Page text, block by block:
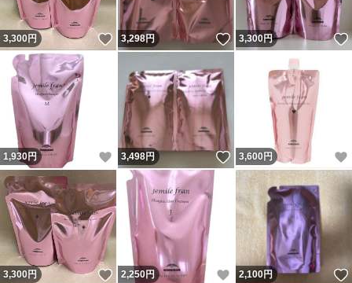
3,300円 いいね！
3,298円 いいね！
3,300円
1,930円 いいね！
3,498円 いいね！
3,600 円
3,300円 いいね！
2,250円 いいね！
2,100円